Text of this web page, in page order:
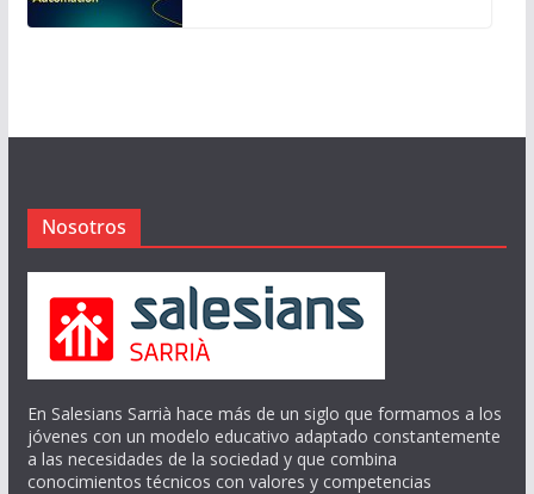
Nosotros
En Salesians Sarrià hace más de un siglo que formamos a los
jóvenes con un modelo educativo adaptado constantemente
a las necesidades de la sociedad y que combina
conocimientos técnicos con valores y competencias